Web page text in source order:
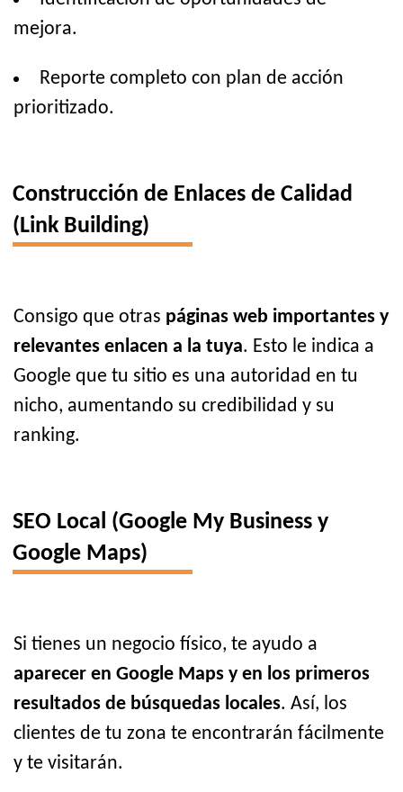
mejora.
Reporte completo con plan de acción
prioritizado.
Construcción de Enlaces de Calidad
(Link Building)
Consigo que otras páginas web importantes y
relevantes enlacen a la tuya. Esto le indica a
Google que tu sitio es una autoridad en tu
nicho, aumentando su credibilidad y su
ranking.
SEO Local (Google My Business y
Google Maps)
Si tienes un negocio físico, te ayudo a
aparecer en Google Maps y en los primeros
resultados de búsquedas locales. Así, los
clientes de tu zona te encontrarán fácilmente
y te visitarán.